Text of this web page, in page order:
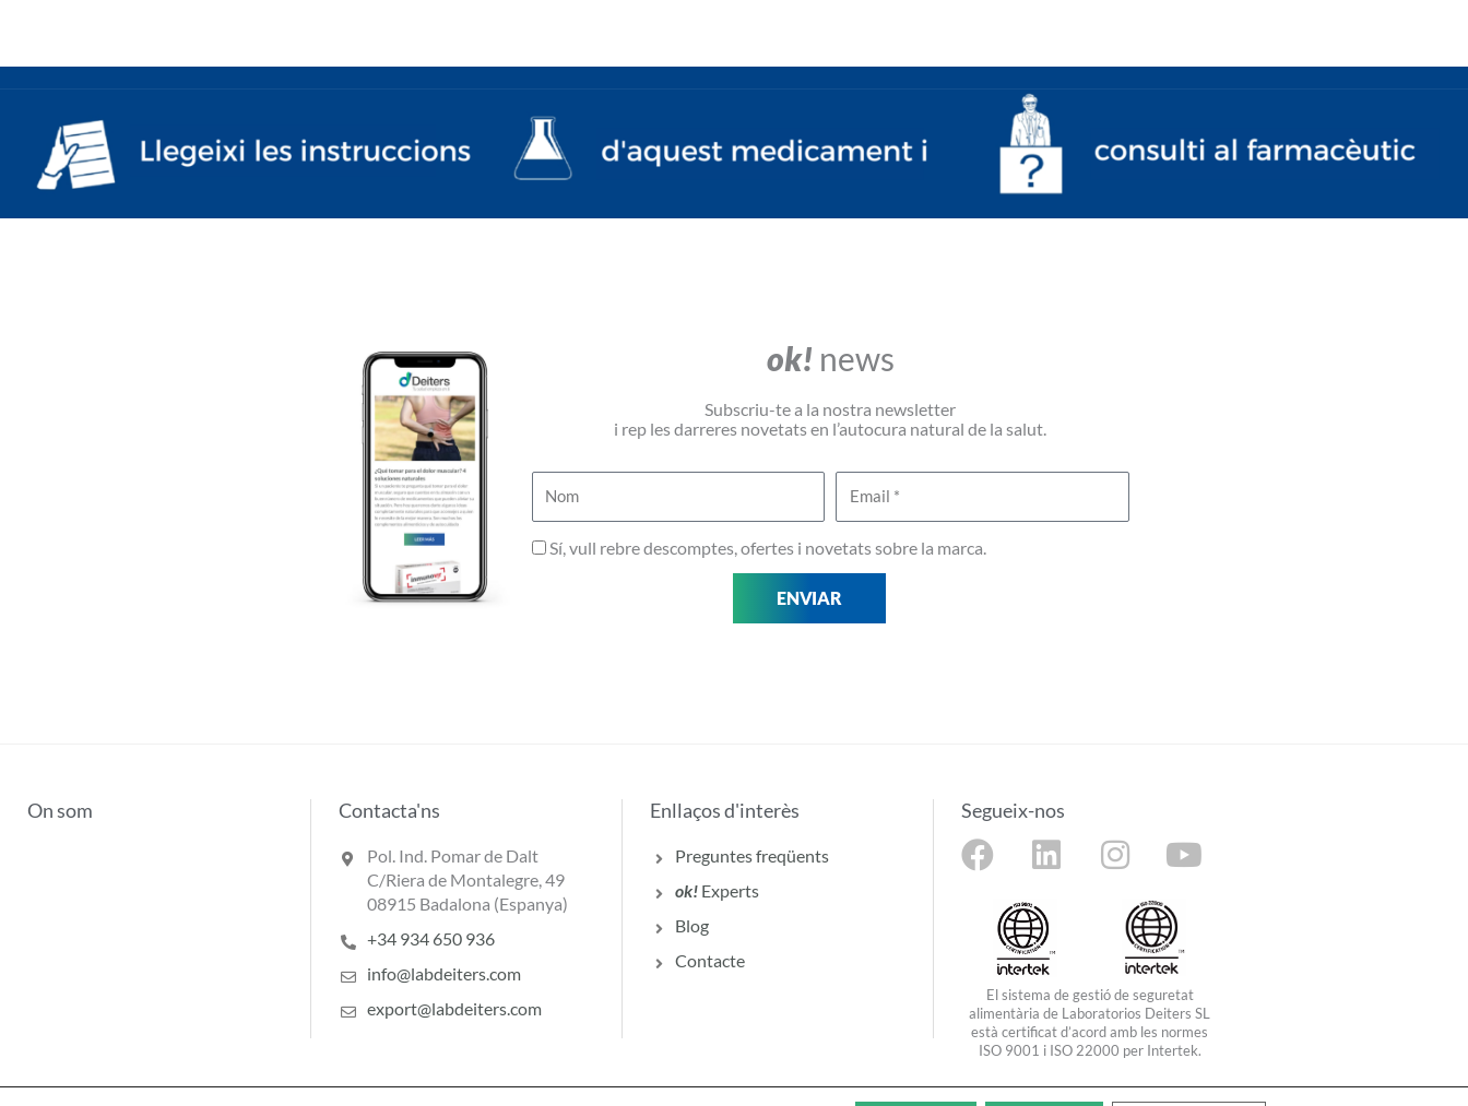
ok! news
Subscriu-te a la nostra newsletter
i rep les darreres novetats en l’autocura natural de la salut.
o
m
m
a
i
l
P Sí, vull rebre descomptes, ofertes i novetats sobre la marca.
ENVIAR
On som Contacta'ns
Pol. Ind. Pomar de Dalt
C/Riera de Montalegre, 49
08915 Badalona (Espanya)
+34 934 650 936
info@labdeiters.com
export@labdeiters.com
Enllaços d'interès
Preguntes freqüents
ok!Experts
Blog
Contacte
Segueix-nos
F
b
o
o
k
L
n
k
e
d
i
n
I
s
t
a
g
r
a
Y
t
u
b
e
El sistema de gestió de seguretat
alimentària de Laboratorios Deiters SL
està certificat d’acord amb les normes
ISO 9001 i ISO 22000 per Intertek.
Política de qualitat i d’innocuïtat alimentària